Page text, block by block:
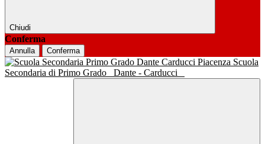
Chiudi
Conferma
Annulla Conferma
Scuola
Secondaria di Primo Grado
Dante - Carducci